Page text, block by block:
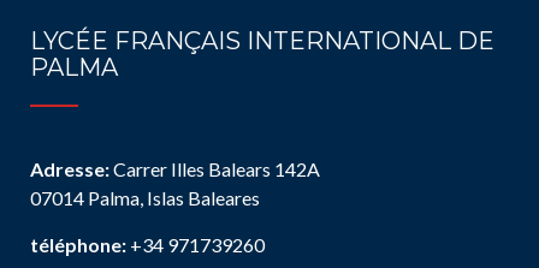
LYCÉE FRANÇAIS INTERNATIONAL DE
PALMA
Adresse:Carrer Illes Balears 142A
07014 Palma, Islas Baleares
téléphone: +34 971739260